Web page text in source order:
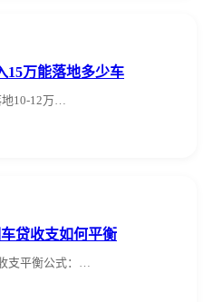
15万能落地多少车
10-12万…
贷收支如何平衡
支平衡公式：…